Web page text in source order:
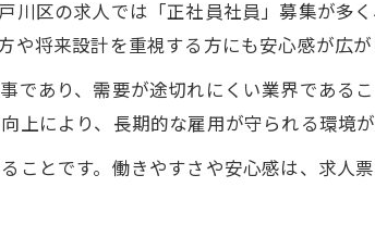
区の求人では「正社員社員」募集が多
将来設計を重視する方にも安心感が広が
あり、需要が途切れにくい業界である
により、長期的な雇用が守られる環境が
ことです。働きやすさや安心感は、求人